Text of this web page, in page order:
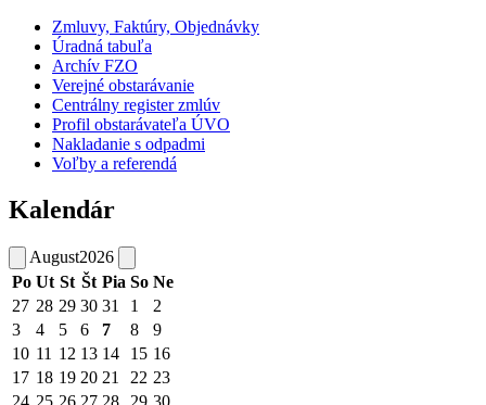
Zmluvy, Faktúry, Objednávky
Úradná tabuľa
Archív FZO
Verejné obstarávanie
Centrálny register zmlúv
Profil obstarávateľa ÚVO
Nakladanie s odpadmi
Voľby a referendá
Kalendár
August2026
Po Ut St Št Pia So Ne
27 28 29 30 31 1
2
3
4 5 6 7 8
9
10 11 12 13 14 15 16
17 18 19 20 21 22 23